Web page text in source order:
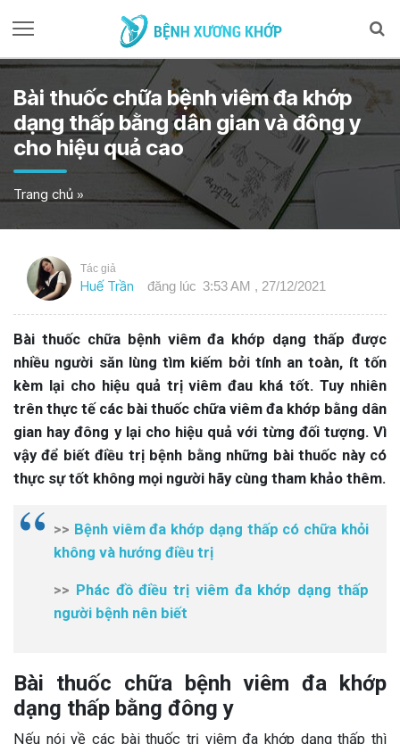
Bài thuốc chữa bệnh viêm đa khớp
dạng thấp bằng dân gian và đông y
cho hiệu quả cao
Trang chủ »
Tác giả
Huế Trần đăng lúc 3:53 AM , 27/12/2021
Bài thuốc chữa bệnh viêm đa khớp dạng thấp được
nhiều người săn lùng tìm kiếm bởi tính an toàn, ít tốn
kèm lại cho hiệu quả trị viêm đau khá tốt. Tuy nhiên
trên thực tế các bài thuốc chữa viêm đa khớp bằng dân
gian hay đông y lại cho hiệu quả với từng đối tượng. Vì
vậy để biết điều trị bệnh bằng những bài thuốc này có
thực sự tốt không mọi người hãy cùng tham khảo thêm.
>> Bệnh viêm đa khớp dạng thấp có chữa khỏi
không và hướng điều trị
>> Phác đồ điều trị viêm đa khớp dạng thấp
người bệnh nên biết
Bài thuốc chữa bệnh viêm đa khớp
dạng thấp bằng đông y
Nếu nói về các bài thuốc trị viêm đa khớp dạng thấp thì